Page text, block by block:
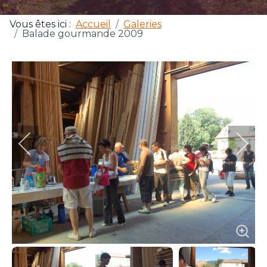
Vous êtes ici : Accueil
Galeries
Balade gourmande 2009